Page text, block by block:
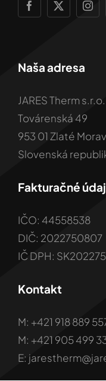
Naša adresa
JARES Therm s.r.o.
Továrenská 49
953 01 Zlaté
Slovenská
Fakturačné
IČO: 44558538
DIČ: 2022750807
IČ DPH:
Kontakt
M: +421 918 889
M: +421 905 499
E: